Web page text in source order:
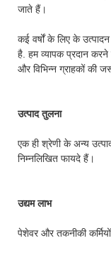
जाते हैं।
कई वर्षों के लिए के
है. हम व्यापक प्रदान करने
और विभिन्न ग्राहकों की
उत्पाद तुलना
एक ही श्रेणी के अन्य
निम्नलिखित फायदे हैं।
उद्यम लाभ
पेशेवर और तकनीकी